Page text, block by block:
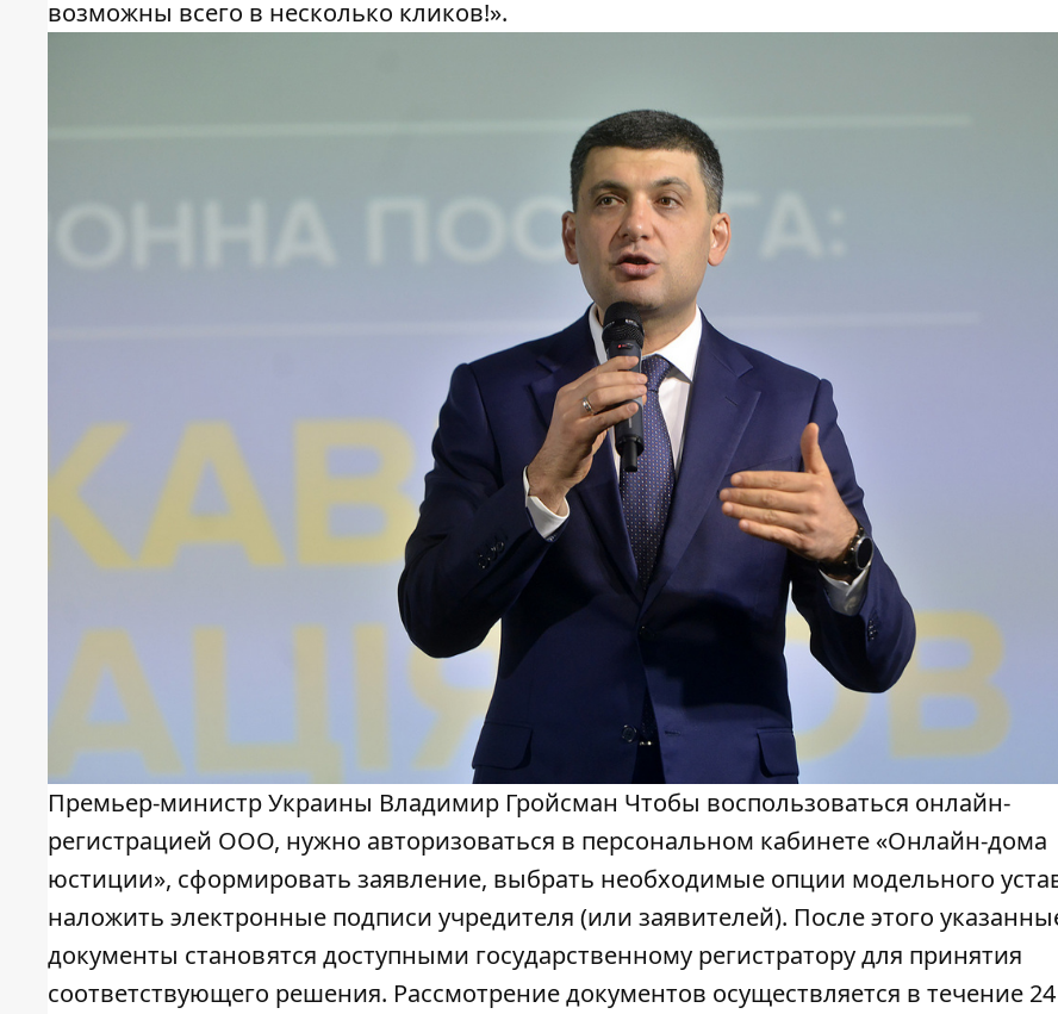
возможны всего в несколько кликов!».
Премьер-министр Украины Владимир Гройсман Чтобы воспользоваться онлайн-
регистрацией ООО, нужно авторизоваться в персональном кабинете «Онлайн-дома
юстиции», сформировать заявление, выбрать необходимые опции модельного
наложить электронные подписи учредителя (или заявителей). После этого
документы становятся доступными государственному регистратору для принятия
соответствующего решения. Рассмотрение документов осуществляется в течение